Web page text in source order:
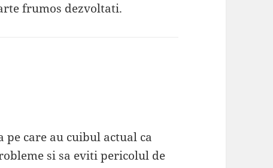
frumos dezvoltati.
care au cuibul actual ca
si sa eviti pericolul de